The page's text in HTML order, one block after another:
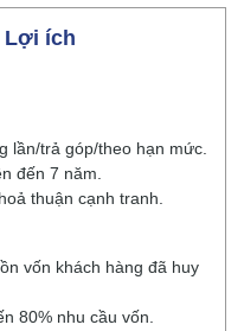
Lợi ích
lần/trả góp/theo hạn mức.
đến 7 năm.
thuận cạnh tranh.
vốn khách hàng đã huy
80% nhu cầu vốn.